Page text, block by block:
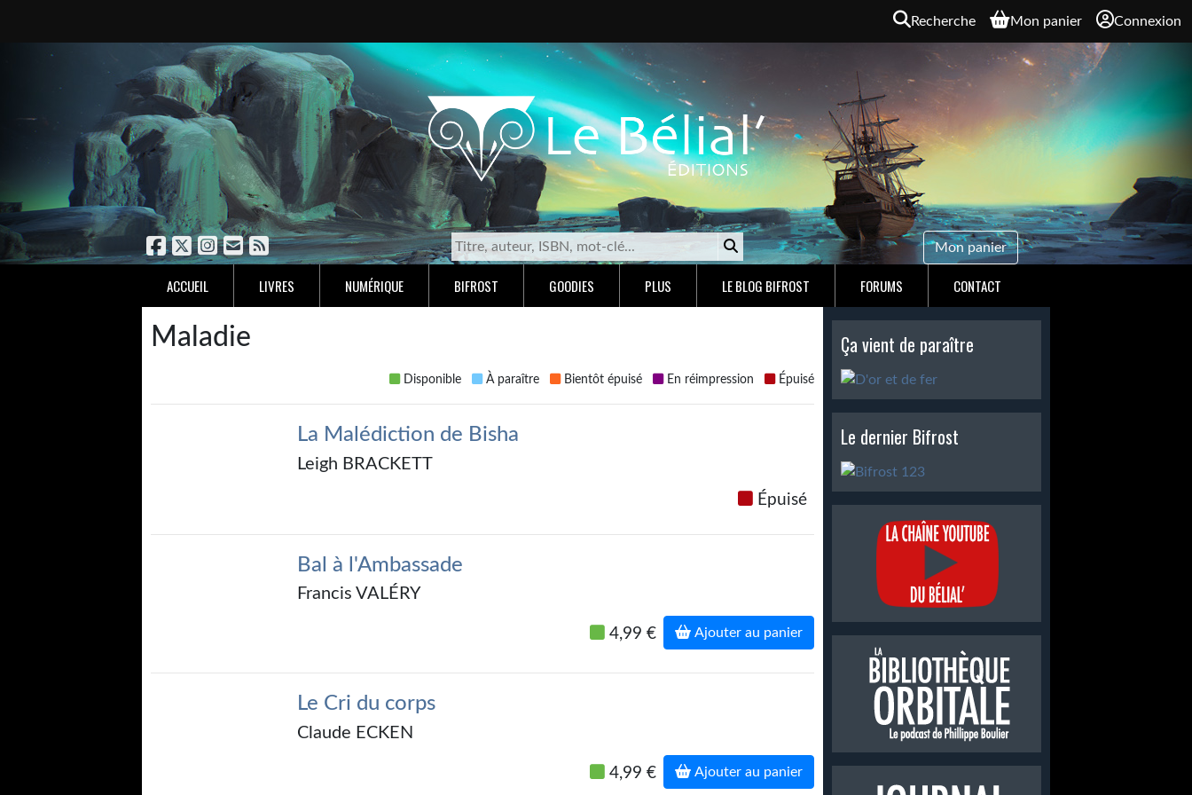
Recherche Mon panier Connexion
Mon panier
ACCUEIL LIVRES NUMÉRIQUE BIFROST GOODIES PLUS LE BLOG BIFROST FORUMS CONTACT
Maladie
Disponible À paraître Bientôt épuisé En réimpression Épuisé
La Malédiction de Bisha
Leigh BRACKETT
Épuisé
Bal à l'Ambassade
Francis VALÉRY
4,99 € Ajouter au panier
Le Cri du corps
Claude ECKEN
4,99 € Ajouter au panier
Ça vient de paraître
Le dernier Bifrost